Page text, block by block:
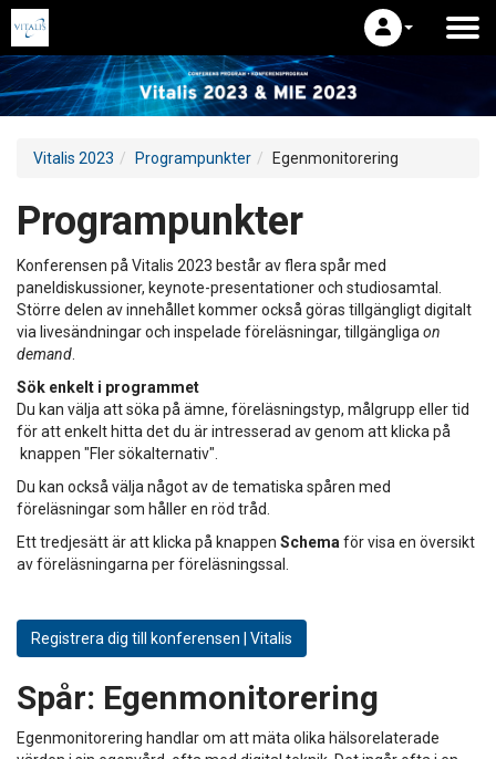
Vitalis 2023 Programpunkter Egenmonitorering
Programpunkter
Konferensen på Vitalis 2023 består av flera spår med
paneldiskussioner, keynote-presentationer och studiosamtal.
Större delen av innehållet kommer också göras tillgängligt digitalt
via livesändningar och inspelade föreläsningar, tillgängliga on
demand
Sök enkelt i programmet
Du kan välja att söka på ämne, föreläsningstyp, målgrupp eller tid
för att enkelt hitta det du är intresserad av genom att klicka på
knappen "Fler sökalternativ".
Du kan också välja något av de tematiska spåren med
föreläsningar som håller en röd tråd.
Ett tredjesätt är att klicka på knappen Schema för visa en översikt
av föreläsningarna per föreläsningssal.
Registrera dig till konferensen | Vitalis
Spår: Egenmonitorering
Egenmonitorering handlar om att mäta olika hälsorelaterade